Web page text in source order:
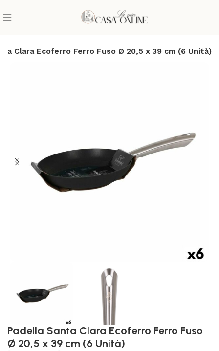
Clara Ecoferro Ferro Fuso Ø 20,5 x 39 cm (6 Unità)
Padella Santa Clara Ecoferro Ferro Fuso
Ø 20,5 x 39 cm (6 Unità)